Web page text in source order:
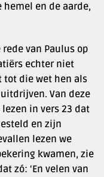
hemel en de aarde,
van Paulus op
echter niet
tot die wet hen als
Van deze
in vers 23 dat
en zijn
lezen we
kwamen, zie
zó: ‘En velen van